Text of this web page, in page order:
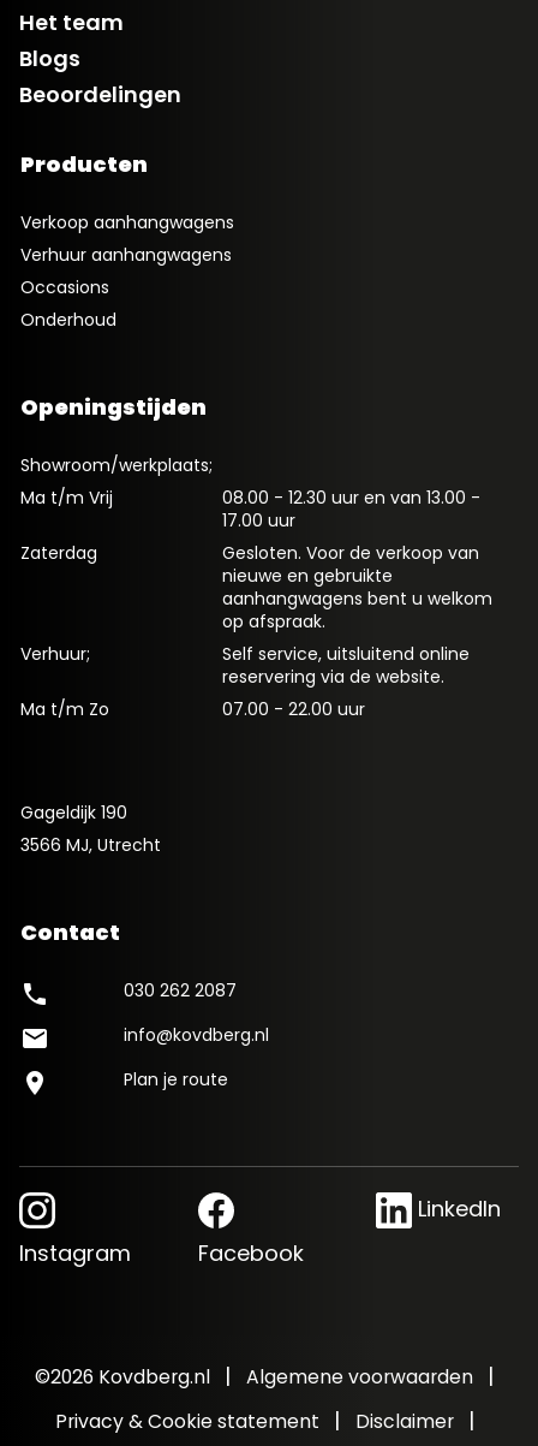
Het team
Blogs
Beoordelingen
Producten
Verkoop aanhangwagens
Verhuur aanhangwagens
Occasions
Onderhoud
Openingstijden
Showroom/werkplaats;
Ma t/m Vrij
08.00 - 12.30 uur en van 13.00 -
17.00 uur
Zaterdag
Gesloten. Voor de verkoop van
nieuwe en gebruikte
aanhangwagens bent u welkom
op afspraak.
Verhuur;
Self service, uitsluitend online
reservering via de website.
Ma t/m Zo
07.00 - 22.00 uur
Gageldijk 190
3566 MJ, Utrecht
Contact
phone 030 262 2087
mail info@kovdberg.nl
location_on Plan je route
Instagram Facebook
LinkedIn
©2026 Kovdberg.nl | Algemene voorwaarden |
Privacy & Cookie statement | Disclaimer |